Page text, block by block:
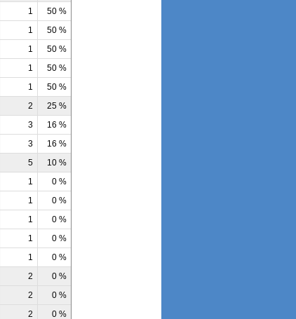
1
50 %
1
50 %
1
50 %
1
50 %
1
50 %
2
25 %
3
16 %
3
16 %
5
10 %
1
0 %
1
0 %
1
0 %
1
0 %
1
0 %
2
0 %
2
0 %
2 0 %